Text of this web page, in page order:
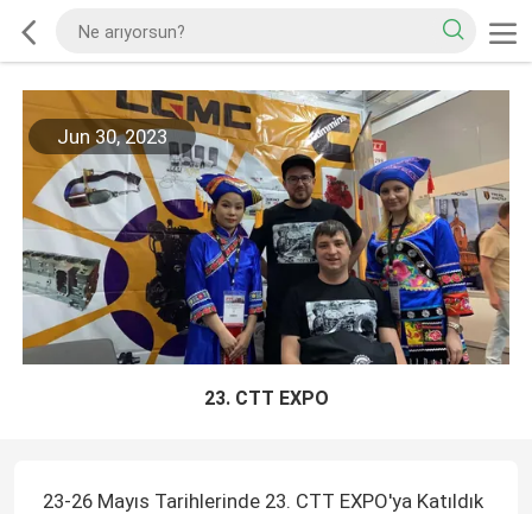
Jun 30, 2023
23. CTT EXPO
23-26 Mayıs Tarihlerinde 23. CTT EXPO'ya Katıldık